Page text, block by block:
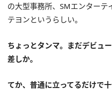
の大型事務所、SMエンターテ
テヨンというらしい。
ちょっとタンマ。まだデビュ
差しか。
てか、普通に立ってるだけで